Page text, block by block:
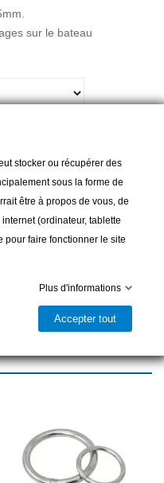
sur le bateau
la même
stocker ou récupérer des
sous la forme de
être à propos de vous, de
(ordinateur, tablette
pour faire fonctionner le site
Plus d'informations
Accepter tout